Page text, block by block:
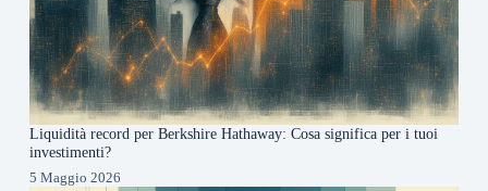
Liquidità record per Berkshire Hathaway: Cosa significa per i tuoi
investimenti?
5 Maggio 2026